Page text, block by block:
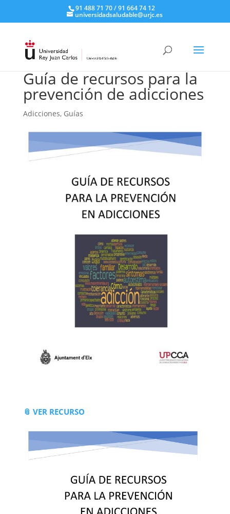
91 488 71 70 / 91 664 74 12
universidadsaludable@urjc.es
Guía de recursos para la
prevención de adicciones
Adicciones, Guías
📎 VER RECURSO